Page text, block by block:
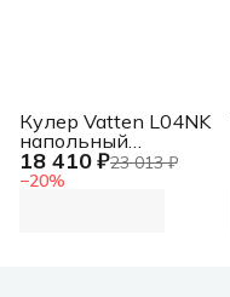
18 410 ₽23 013 ₽
−20%
Кулер Vatten L04NK
напольный
компрессорный
черный